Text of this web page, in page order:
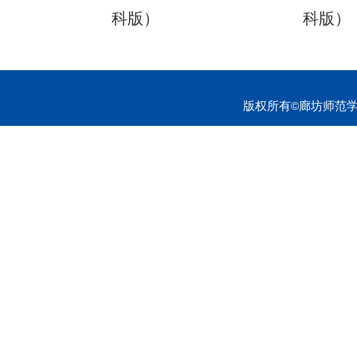
科版）
科版）
版权所有©廊坊师范